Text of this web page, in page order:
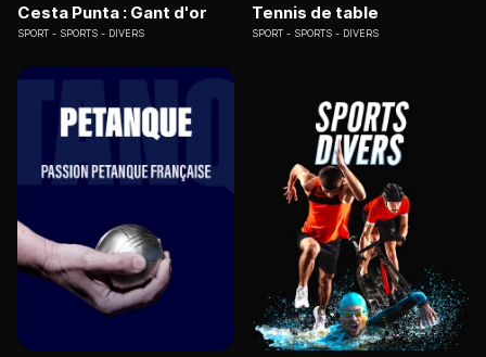
Cesta Punta : Gant d'or
SPORT SPORTS - DIVERS
Tennis de table
SPORT SPORTS - DIVERS